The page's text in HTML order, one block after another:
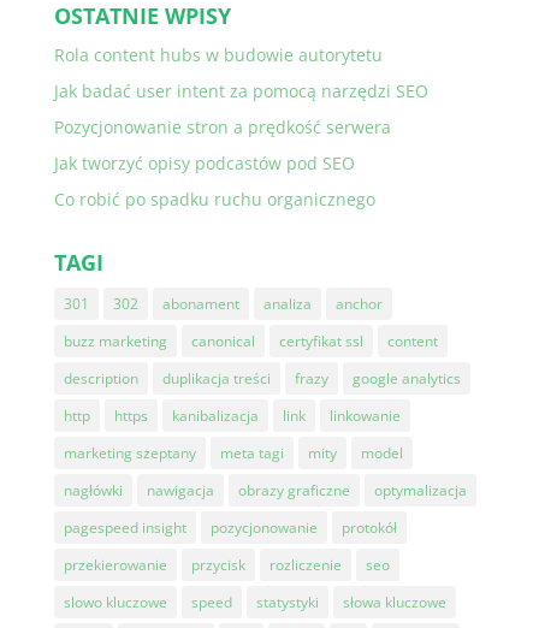
OSTATNIE WPISY
Rola content hubs w budowie autorytetu
Jak badać user intent za pomocą narzędzi SEO
Pozycjonowanie stron a prędkość serwera
Jak tworzyć opisy podcastów pod SEO
Co robić po spadku ruchu organicznego
TAGI
301 302 abonament analiza
anchor
buzz marketing
canonical certyfikat ssl
content
description
duplikacja treści frazy
google analytics
http
https kanibalizacja link
linkowanie
marketing szeptany
meta tagi mity
model
nagłówki
nawigacja obrazy graficzne
optymalizacja
pagespeed insight
pozycjonowanie
protokół
przekierowanie
przycisk rozliczenie
seo
slowo kluczowe
speed statystyki
słowa kluczowe